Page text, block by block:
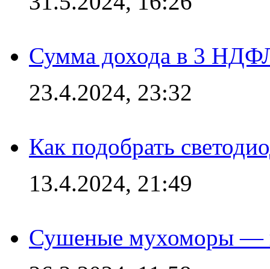
Сумма дохода в 3
23.4.2024, 23:32
Как подобрать
13.4.2024, 21:49
Сушеные мухоморы —